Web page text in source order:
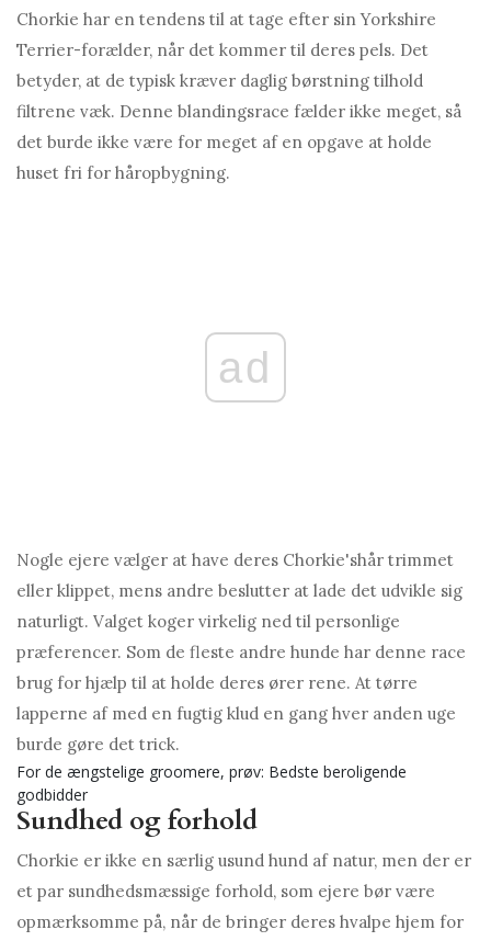
Chorkie har en tendens til at tage efter sin Yorkshire
Terrier-forælder, når det kommer til deres pels. Det
betyder, at de typisk kræver daglig børstning tilhold
filtrene væk. Denne blandingsrace fælder ikke meget, så
det burde ikke være for meget af en opgave at holde
huset fri for håropbygning.
ad
Nogle ejere vælger at have deres Chorkie'shår trimmet
eller klippet, mens andre beslutter at lade det udvikle sig
naturligt. Valget koger virkelig ned til personlige
præferencer. Som de fleste andre hunde har denne race
brug for hjælp til at holde deres ører rene. At tørre
lapperne af med en fugtig klud en gang hver anden uge
burde gøre det trick.
For de ængstelige groomere, prøv: Bedste beroligende
godbidder
Sundhed og forhold
Chorkie er ikke en særlig usund hund af natur, men der er
et par sundhedsmæssige forhold, som ejere bør være
opmærksomme på, når de bringer deres hvalpe hjem for